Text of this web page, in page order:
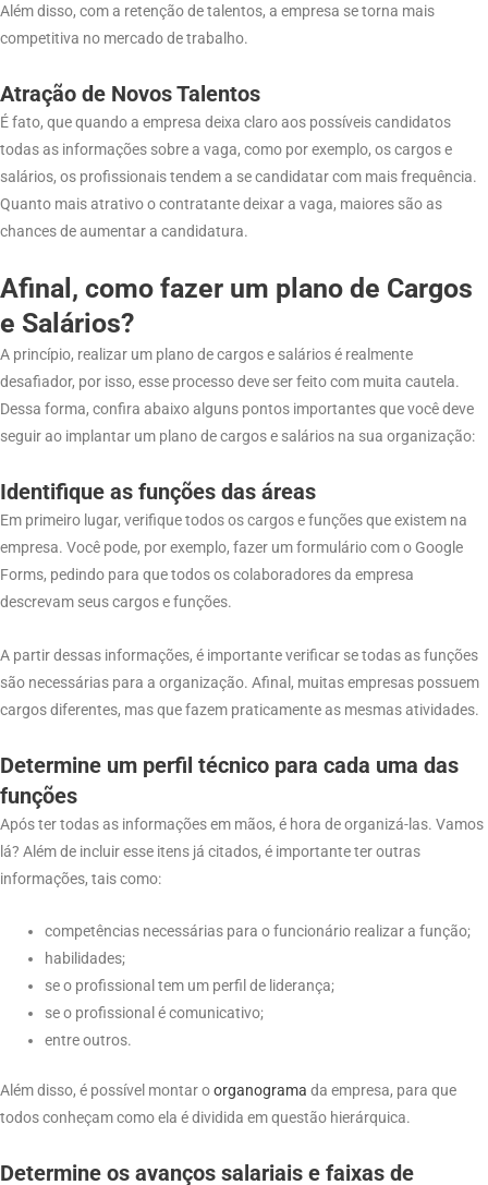
Além disso, com a retenção de talentos, a empresa se torna mais
competitiva no mercado de trabalho.
Atração de Novos Talentos
É fato, que quando a empresa deixa claro aos possíveis candidatos
todas as informações sobre a vaga, como por exemplo, os cargos e
salários, os profissionais tendem a se candidatar com mais frequência.
Quanto mais atrativo o contratante deixar a vaga, maiores são as
chances de aumentar a candidatura.
Afinal, como fazer um plano de Cargos
e Salários?
A princípio, realizar um plano de cargos e salários é realmente
desafiador, por isso, esse processo deve ser feito com muita cautela.
Dessa forma, confira abaixo alguns pontos importantes que você deve
seguir ao implantar um plano de cargos e salários na sua organização:
Identifique as funções das áreas
Em primeiro lugar, verifique todos os cargos e funções que existem na
empresa. Você pode, por exemplo, fazer um formulário com o Google
Forms, pedindo para que todos os colaboradores da empresa
descrevam seus cargos e funções.
A partir dessas informações, é importante verificar se todas as funções
são necessárias para a organização. Afinal, muitas empresas possuem
cargos diferentes, mas que fazem praticamente as mesmas atividades.
Determine um perfil técnico para cada uma das
funções
Após ter todas as informações em mãos, é hora de organizá-las. Vamos
lá? Além de incluir esse itens já citados, é importante ter outras
informações, tais como:
competências necessárias para o funcionário realizar a função;
habilidades;
se o profissional tem um perfil de liderança;
se o profissional é comunicativo;
entre outros.
Além disso, é possível montar oorganograma da empresa, para que
todos conheçam como ela é dividida em questão hierárquica.
Determine os avanços salariais e faixas de